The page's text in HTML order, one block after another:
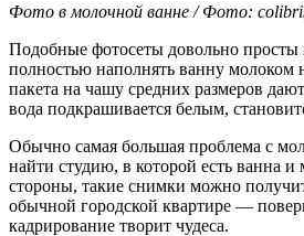
Фото в молочной ванне / Фото:
Подобные фотосеты довольно просты
полностью наполнять ванну молоком
пакета на чашу средних размеров
вода подкрашивается белым,
Обычно самая большая проблема с
найти студию, в которой есть ванна и
стороны, такие снимки можно
обычной городской квартире —
кадрирование творит чудеса.